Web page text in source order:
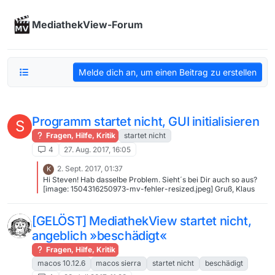
MediathekView-Forum
Melde dich an, um einen Beitrag zu erstellen
S Programm startet nicht, GUI initialisieren
Fragen, Hilfe, Kritik
startet nicht
4
27. Aug. 2017, 16:05
K
2. Sept. 2017, 01:37
Hi Steven! Hab dasselbe Problem. Sieht´s bei Dir auch so aus?
[image: 1504316250973-mv-fehler-resized.jpeg] Gruß, Klaus
[GELÖST] MediathekView startet nicht,
angeblich »beschädigt«
Fragen, Hilfe, Kritik
macos 10.12.6
macos sierra startet nicht
beschädigt